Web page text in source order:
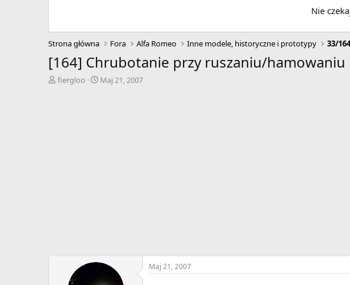
Nie
Strona główna Fora Alfa Romeo Inne modele, historyczne i prototypy 33/
[164] Chrubotanie przy ruszaniu/hamowaniu
A
fiergloo
D
Maj 21, 2007
Maj 21, 2007